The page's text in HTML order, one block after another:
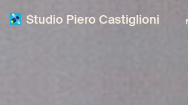
Studio Piero Castiglioni